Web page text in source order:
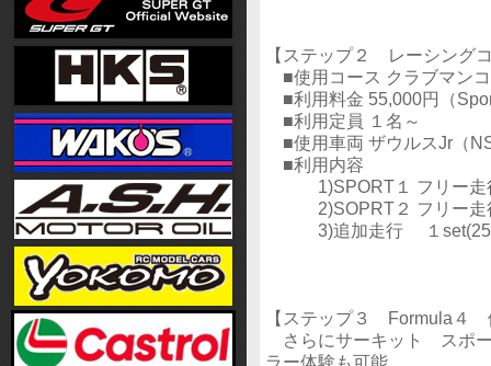
【ステップ２ レーシング
■使用コース クラブマン
■利用料金 55,000円（
■利用定員 １名～
■使用車両 ザウルスJr（
■利用内容
1)SPORT１ フリー走
2)SOPRT２ フリー走
3)追加走行 １
【ステップ３ Formula４
さらにサーキット スポー
ラー体験も可能